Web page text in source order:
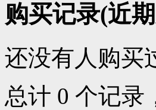
购买记录(近
还没有人购买
总计 0 个记录